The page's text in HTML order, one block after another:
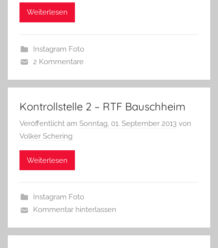
Weiterlesen
Instagram Foto
2 Kommentare
Kontrollstelle 2 – RTF Bauschheim
Veröffentlicht am Sonntag, 01. September 2013 von
Volker Schering
Weiterlesen
Instagram Foto
Kommentar hinterlassen